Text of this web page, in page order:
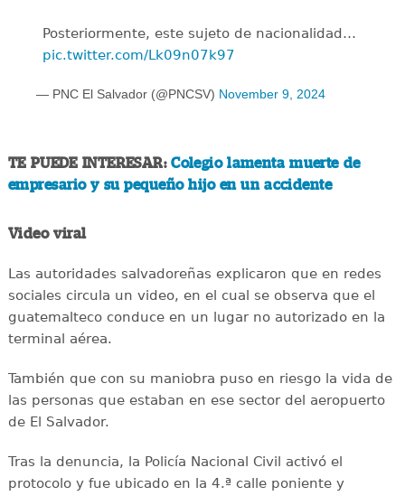
Posteriormente, este sujeto de nacionalidad…
pic.twitter.com/Lk09n07k97
— PNC El Salvador (@PNCSV) November 9, 2024
TE PUEDE INTERESAR:Colegio lamenta muerte de
empresario y su pequeño hijo en un accidente
Video viral
Las autoridades salvadoreñas explicaron que en redes
sociales circula un video, en el cual se observa que el
guatemalteco conduce en un lugar no autorizado en la
terminal aérea.
También que con su maniobra puso en riesgo la vida de
las personas que estaban en ese sector del aeropuerto
de El Salvador.
Tras la denuncia, la Policía Nacional Civil activó el
protocolo y fue ubicado en la 4.ª calle poniente y